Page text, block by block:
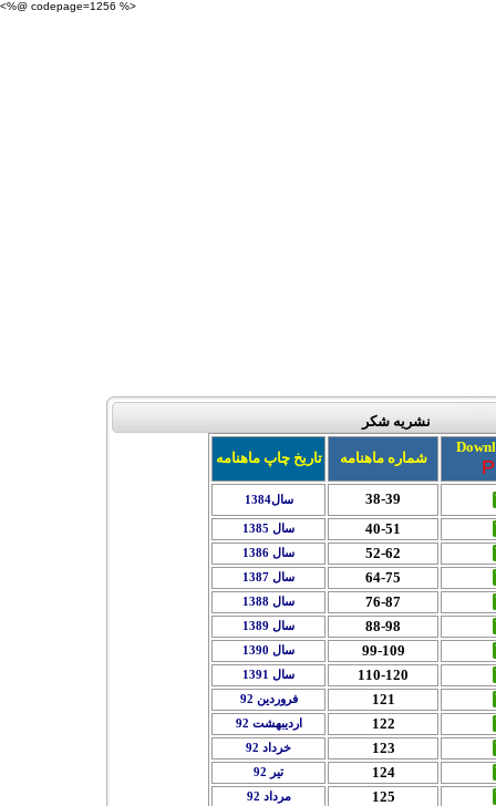
<%@ codepage=1256 %>
نشريه شکر
تاريخ چاپ ماهنامه شماره ماهنامه
سال1384 38-39
سال 1385 40-51
سال 1386 52-62
سال 1387 64-75
سال 1388 76-87
سال 1389 88-98
سال 1390 99-109
سال 1391 110-120
فروردين 92 121
ارديبهشت 92 122
خرداد 92 123
تير 92 124
مرداد 92 125